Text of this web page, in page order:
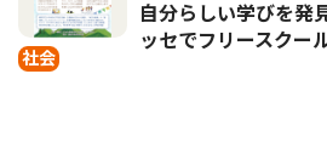
社会
自分らしい学びを
ッセでフリースクー